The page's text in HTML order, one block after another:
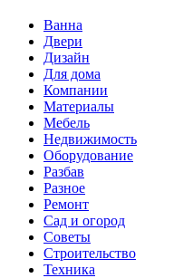
Ванна
Двери
Дизайн
Для дома
Компании
Материалы
Мебель
Недвижимость
Оборудование
Разбав
Разное
Ремонт
Сад и огород
Советы
Строительство
Техника